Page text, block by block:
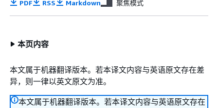
PDF RSS Markdown 聚焦模式
本页内容
本文属于机器翻译版本。若本译文内容与英语原文存在差
异，则一律以英文原文为准。
本文属于机器翻译版本。若本译文内容与英语原文存在